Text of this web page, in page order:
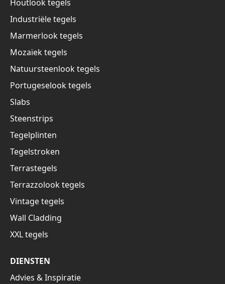
Houtlook tegels
Industriële tegels
Marmerlook tegels
Mozaïek tegels
Natuursteenlook tegels
Portugeselook tegels
Slabs
Steenstrips
Tegelplinten
Tegelstroken
Terrastegels
Terrazzolook tegels
Vintage tegels
Wall Cladding
XXL tegels
DIENSTEN
Advies & Inspiratie